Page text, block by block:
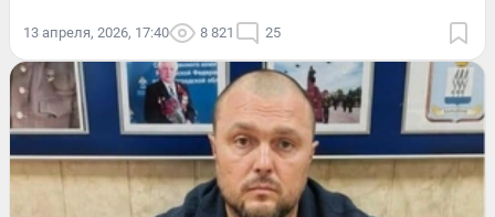
13 апреля, 2026, 17:40 8 821 25